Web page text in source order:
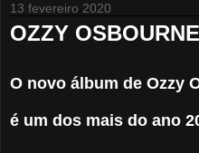
13 fevereiro 2020
OZZY
O novo álbum de Ozzy
é um dos mais do ano